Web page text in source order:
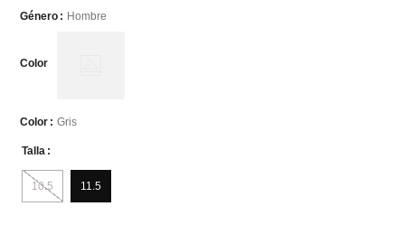
Género Hombre
Color
Color Gris
Talla
10.5 11.5